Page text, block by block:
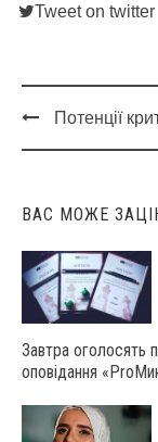
Tweet on twitter
Post
Потенції
ВАС МОЖЕ
Завтра оголосять
оповідання